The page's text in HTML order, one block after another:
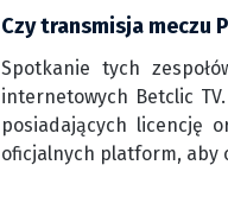
Czy transmisja meczu
Spotkanie tych
internetowych Betclic
posiadających licencję
oficjalnych platform, aby